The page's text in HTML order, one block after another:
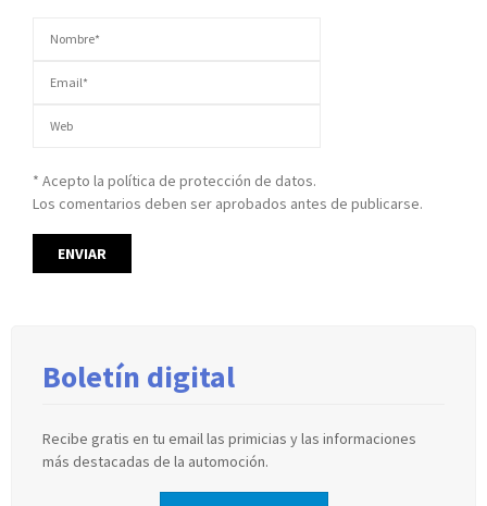
* Acepto la política de protección de datos.
Los comentarios deben ser aprobados antes de publicarse.
Boletín digital
Recibe gratis en tu email las primicias y las informaciones
más destacadas de la automoción.